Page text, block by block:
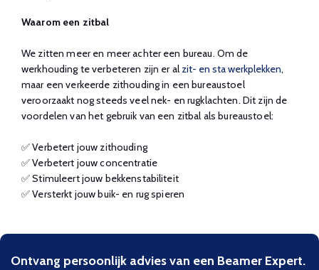
Waarom een zitbal
We zitten meer en meer achter een bureau. Om de
werkhouding te verbeteren zijn er al zit- en sta werkplekken,
maar een verkeerde zithouding in een bureaustoel
veroorzaakt nog steeds veel nek- en rugklachten. Dit zijn de
voordelen van het gebruik van een zitbal als bureaustoel:
✅ Verbetert jouw zithouding
✅ Verbetert jouw concentratie
✅ Stimuleert jouw bekkenstabiliteit
✅ Versterkt jouw buik- en rug spieren
Ontvang persoonlijk advies van een Beamer Expert.